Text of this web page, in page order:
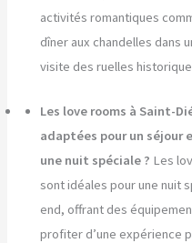
activités romantiques
dîner aux chandelles dans
visite des ruelles
Les love rooms à Saint-
adaptées pour un séjour
une nuit spéciale ? Les
sont idéales pour une nuit
end, offrant des
profiter d’une expérience